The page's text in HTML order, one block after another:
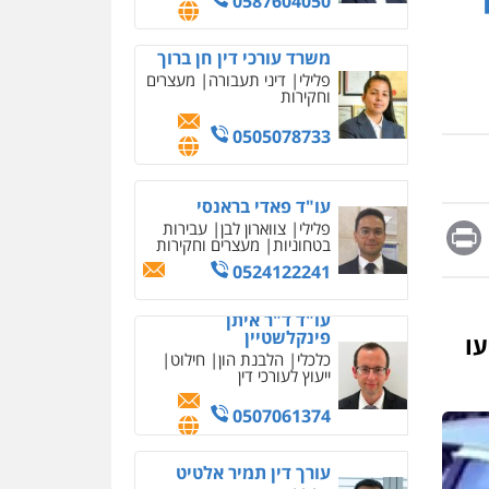
Message
Print
משרד עורכי דין חן ברוך
פלילי דיני תעבורה מעצרים
וחקירות
0505078733
עו"ד פאדי בראנסי
פלילי צווארון לבן עבירות
בטחוניות מעצרים וחקירות
0524122241
עו"ד ד"ר איתן
פינקלשטיין
כלכלי הלבנת הון חילוט
ייעוץ לעורכי דין
0507061374
עורך דין תמיר אלטיט
מחיקת כתבות מגוגל
ודחיקת אזכורים שליליים
שירותים מקצועיים לעורכי
דין
0522508109
אחסון אתרים
מהירות הגנה גיבוי
תמיכה שירותים מקצועיים
לעורכי דין
מרכז התחלה חדשה
עבירות מין
שירותים מקצועיים לעורכי
דין
0544500346
מאיה בלום, עו"ס,
טיפול ושיקום
טיפול בהתמכרויות
שירותים מקצועיים לעורכי
דין